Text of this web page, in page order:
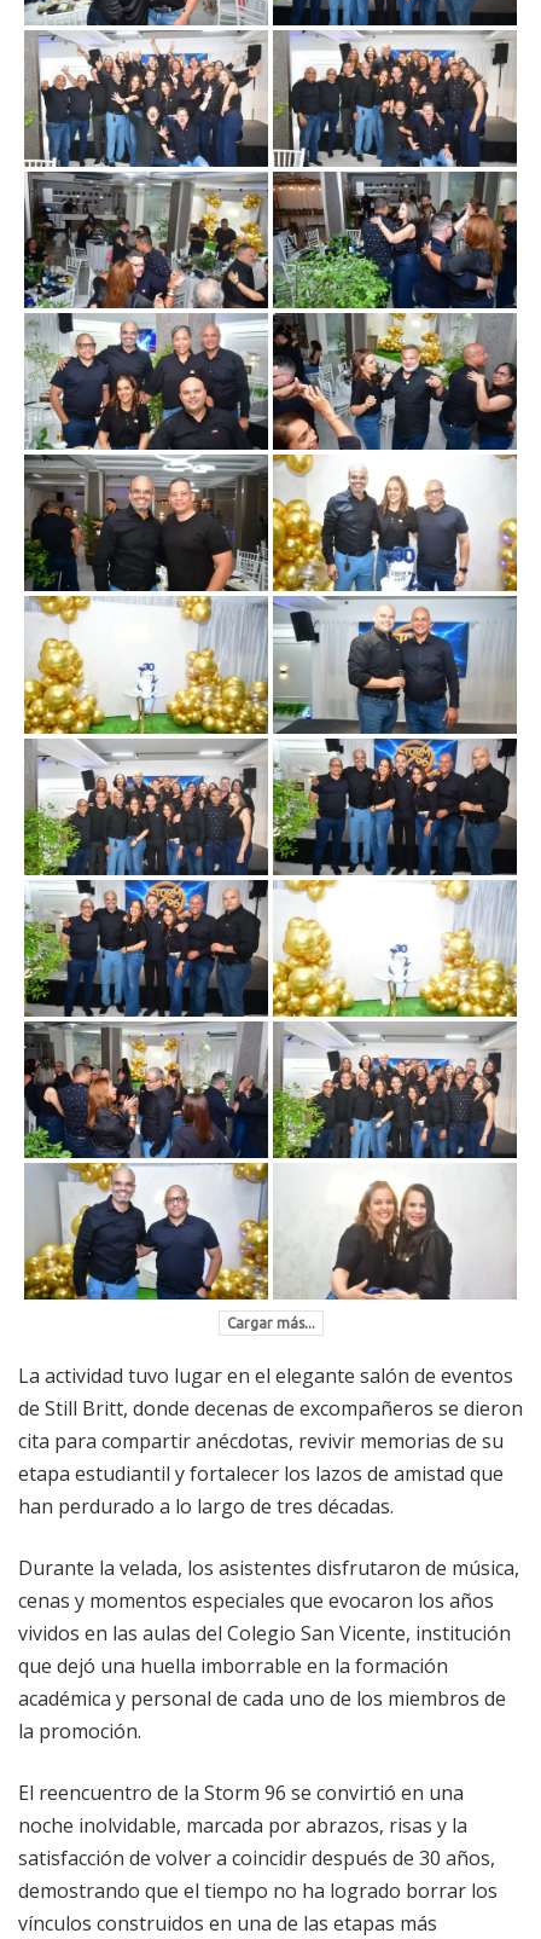
Cargar más...
La actividad tuvo lugar en el elegante salón de eventos
de Still Britt, donde decenas de excompañeros se dieron
cita para compartir anécdotas, revivir memorias de su
etapa estudiantil y fortalecer los lazos de amistad que
han perdurado a lo largo de tres décadas.
Durante la velada, los asistentes disfrutaron de música,
cenas y momentos especiales que evocaron los años
vividos en las aulas del Colegio San Vicente, institución
que dejó una huella imborrable en la formación
académica y personal de cada uno de los miembros de
la promoción.
El reencuentro de la Storm 96 se convirtió en una
noche inolvidable, marcada por abrazos, risas y la
satisfacción de volver a coincidir después de 30 años,
demostrando que el tiempo no ha logrado borrar los
vínculos construidos en una de las etapas más